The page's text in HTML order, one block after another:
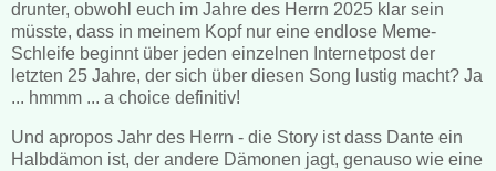
drunter, obwohl euch im Jahre des Herrn 2025 klar sein
müsste, dass in meinem Kopf nur eine endlose Meme-
Schleife beginnt über jeden einzelnen Internetpost der
letzten 25 Jahre, der sich über diesen Song lustig macht? Ja
... hmmm ... a choice definitiv!
Und apropos Jahr des Herrn - die Story ist dass Dante ein
Halbdämon ist, der andere Dämonen jagt, genauso wie eine